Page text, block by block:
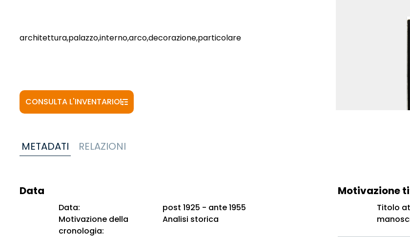
architettura,palazzo,interno,arco,decorazione,particolare
CONSULTA L'INVENTARIO
METADATI RELAZIONI
Data
Data:
post 1925 - ante 1955
Motivazione della
cronologia:
Analisi storica
Motivazione
Titolo